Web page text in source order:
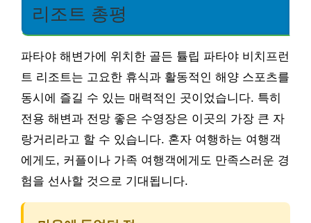
리조트 총평
파타야 해변가에 위치한 골든 튤립 파타야 비치프런
트 리조트는 고요한 휴식과 활동적인 해양 스포츠를
동시에 즐길 수 있는 매력적인 곳이었습니다. 특히
전용 해변과 전망 좋은 수영장은 이곳의 가장 큰 자
랑거리라고 할 수 있습니다. 혼자 여행하는 여행객
에게도, 커플이나 가족 여행객에게도 만족스러운 경
험을 선사할 것으로 기대됩니다.